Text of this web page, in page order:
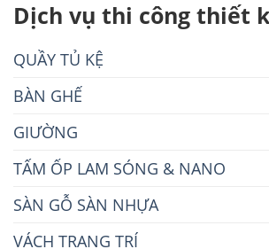
Dịch vụ thi công thiết
QUẦY TỦ KỆ
BÀN GHẾ
GIƯỜNG
TẤM ỐP LAM SÓNG & NANO
SÀN GỖ SÀN NHỰA
VÁCH TRANG TRÍ